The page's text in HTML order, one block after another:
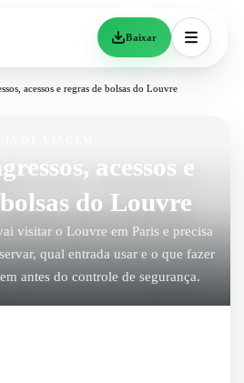
Baixar
acessos e regras de bolsas do Louvre
acessos e
do Louvre
visitar o Louvre em Paris e precisa
qual entrada usar e o que fazer
antes do controle de segurança.